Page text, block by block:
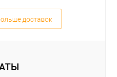
доставок